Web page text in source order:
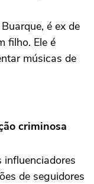
é ex de
filho. Ele é
músicas de
criminosa
influenciadores
de seguidores